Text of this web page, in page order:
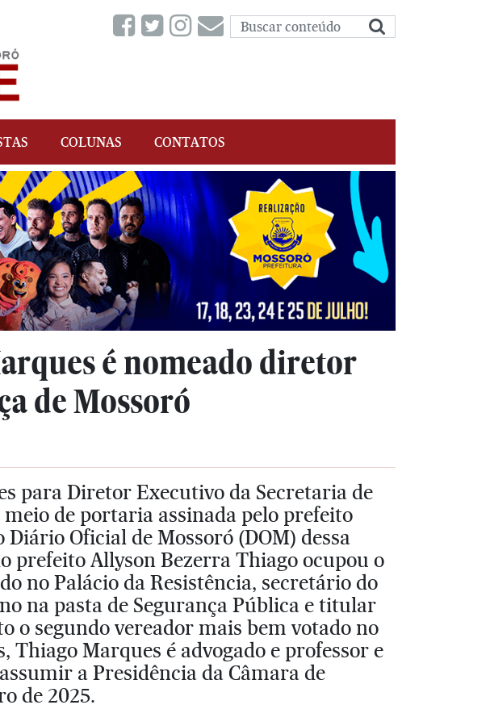
COLUNAS CONTATOS
é nomeado diretor
de Mossoró
para Diretor Executivo da Secretaria de
de portaria assinada pelo prefeito
Oficial de Mossoró (DOM) dessa
prefeito Allyson Bezerra Thiago ocupou o
no Palácio da Resistência, secretário do
na pasta de Segurança Pública e titular
o segundo vereador mais bem votado no
Thiago Marques é advogado e professor e
a Presidência da Câmara de
de 2025.